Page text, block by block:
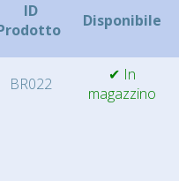
ID
Disponibile
BR022
✔ In
magazzino